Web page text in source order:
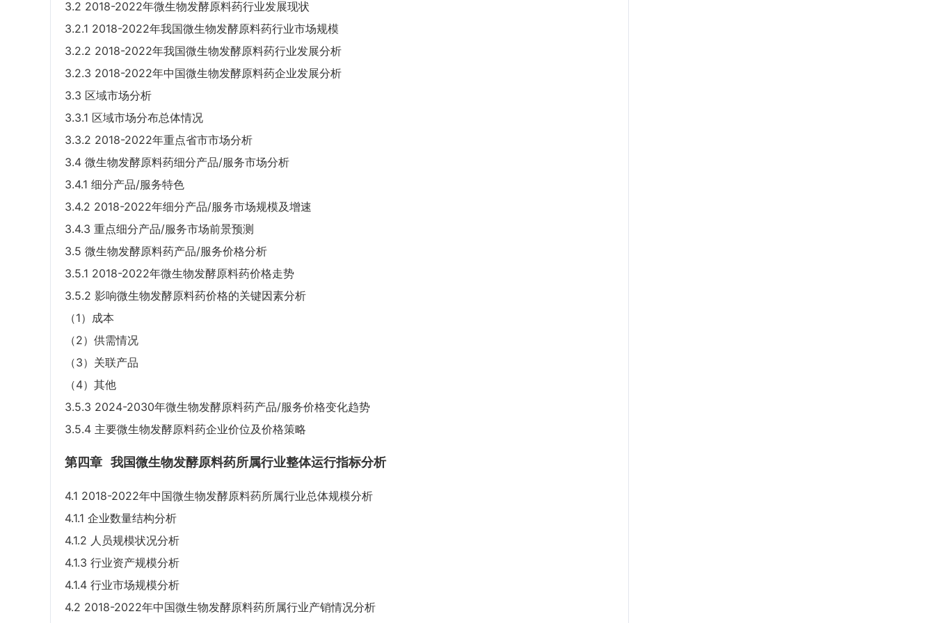
3.2 2018-2022年微生物发酵原料药行业发展现状
3.2.1 2018-2022年我国微生物发酵原料药行业市场规模
3.2.2 2018-2022年我国微生物发酵原料药行业发展分析
3.2.3 2018-2022年中国微生物发酵原料药企业发展分析
3.3 区域市场分析
3.3.1 区域市场分布总体情况
3.3.2 2018-2022年重点省市市场分析
3.4 微生物发酵原料药细分产品/服务市场分析
3.4.1 细分产品/服务特色
3.4.2 2018-2022年细分产品/服务市场规模及增速
3.4.3 重点细分产品/服务市场前景预测
3.5 微生物发酵原料药产品/服务价格分析
3.5.1 2018-2022年微生物发酵原料药价格走势
3.5.2 影响微生物发酵原料药价格的关键因素分析
（1）成本
（2）供需情况
（3）关联产品
（4）其他
3.5.3 2024-2030年微生物发酵原料药产品/服务价格变化趋势
3.5.4 主要微生物发酵原料药企业价位及价格策略
第四章 我国微生物发酵原料药所属行业整体运行指标分析
4.1 2018-2022年中国微生物发酵原料药所属行业总体规模分析
4.1.1 企业数量结构分析
4.1.2 人员规模状况分析
4.1.3 行业资产规模分析
4.1.4 行业市场规模分析
4.2 2018-2022年中国微生物发酵原料药所属行业产销情况分析